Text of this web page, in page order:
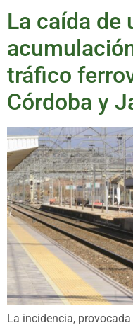
La caída de
tráfico
Córdoba y
La incidencia,